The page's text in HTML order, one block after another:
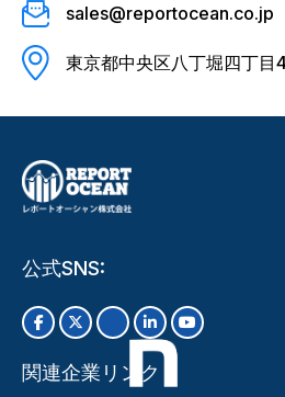
sales@reportocean.co.jp
東京都中央区八丁堀四丁目
公式SNS:
関連企業リンク